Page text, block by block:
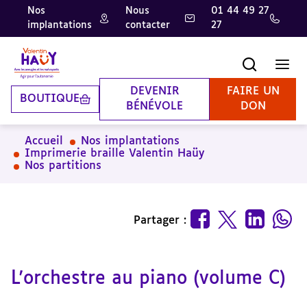
Aller
contenu
principal
Aller
pied
de
page
Aller
la
recherche
Nos
implantations
Nous
contacter
01 44 49 27
27
BOUTIQUE
DEVENIR
BÉNÉVOLE
FAIRE UN
DON
Accueil
Nos implantations
Imprimerie braille Valentin Haüy
Nos partitions
Partager :
L'orchestre au piano (volume C)